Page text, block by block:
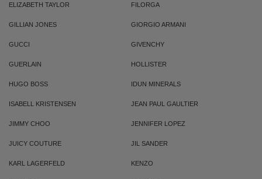
ELIZABETH TAYLOR FILORGA
GILLIAN JONES GIORGIO ARMANI
GUCCI GIVENCHY
GUERLAIN HOLLISTER
HUGO BOSS IDUN MINERALS
ISABELL KRISTENSEN JEAN PAUL GAULTIER
JIMMY CHOO JENNIFER LOPEZ
JUICY COUTURE JIL SANDER
KARL LAGERFELD KENZO